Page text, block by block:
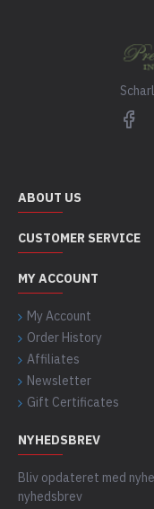
ABOUT US
CUSTOMER SERVICE
MY ACCOUNT
My Account
Order History
Affiliates
Newsletter
Gift Certificates
NYHEDSBREV
Bliv opdateret med
nyhedsbrev